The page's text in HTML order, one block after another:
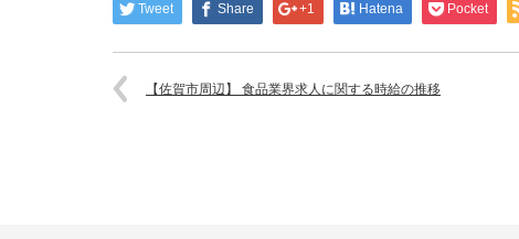
Tweet Share +1 Hatena Pocket
【佐賀市周辺】 食品業界求人に関する時給の推移